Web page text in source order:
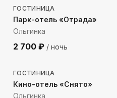
ГОСТИНИЦА
Парк-отель «Отрада»
Ольгинка
2 700 ₽ / ночь
986м до моря
ГОСТИНИЦА
Кино-отель «Снято»
Ольгинка